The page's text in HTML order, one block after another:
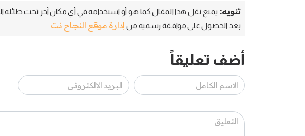
تنويه: يمنع نقل هذا المقال كما هو أو استخدامه في أي مكان آخر تحت طائلة
بعد الحصول على موافقة رسمية من إدارة موقع النجاح نت
أضف تعليقاً